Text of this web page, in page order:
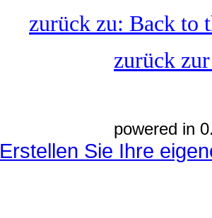
zurück zu: Back to
zurück
powered in
Erstellen Sie Ihre